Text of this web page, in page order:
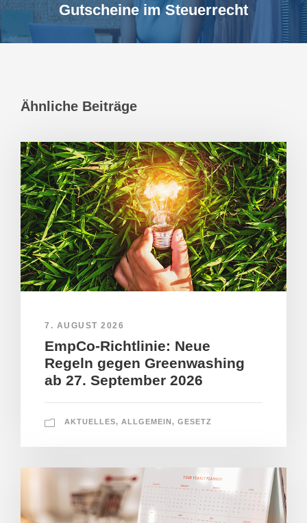
Gutscheine im Steuerrecht
Ähnliche Beiträge
7. AUGUST 2026
EmpCo-Richtlinie: Neue
Regeln gegen Greenwashing
ab 27. September 2026
AKTUELLES, ALLGEMEIN, GESETZ